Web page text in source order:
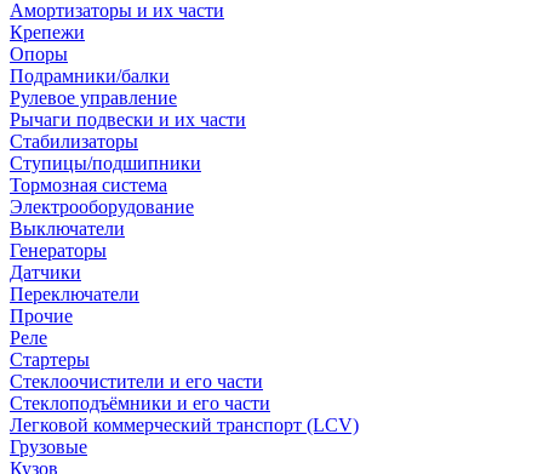
Амортизаторы и их части
Крепежи
Опоры
Подрамники/балки
Рулевое управление
Рычаги подвески и их части
Стабилизаторы
Ступицы/подшипники
Тормозная система
Электрооборудование
Выключатели
Генераторы
Датчики
Переключатели
Прочие
Реле
Стартеры
Стеклоочистители и его части
Стеклоподъёмники и его части
Легковой коммерческий транспорт (LCV)
Грузовые
Кузов